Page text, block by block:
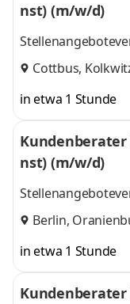
nst) (m/w/d)
Cottbus,
in etwa 1 Stunde
nst) (m/w/d)
Berlin,
in etwa 1 Stunde